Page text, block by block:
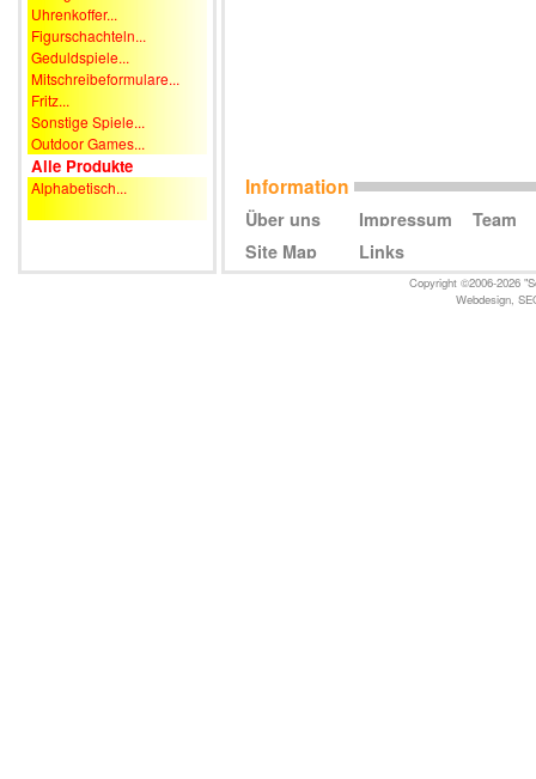
Uhrenkoffer...
Figurschachteln...
Geduldspiele...
Mitschreibeformulare...
Fritz...
Sonstige Spiele...
Outdoor Games...
Alle Produkte
Alphabetisch... Information
Über uns Impressum
Team
Site Map
Links
Copyright ©2006-2026
Webdesign,